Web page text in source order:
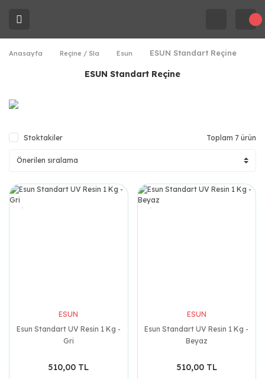
Anasayfa Reçine / Sla Esun ESUN Standart Reçine
ESUN Standart Reçine
Stoktakiler Toplam 7 ürün
ESUN
Esun Standart UV Resin 1 Kg -
Gri
510,00 TL
ESUN
Esun Standart UV Resin 1 Kg -
Beyaz
510,00 TL